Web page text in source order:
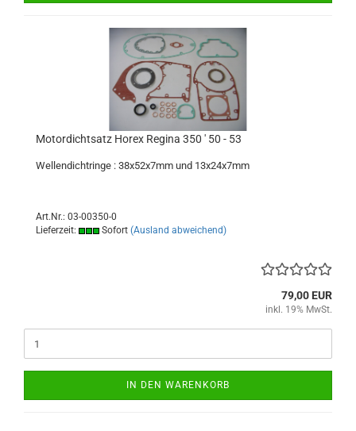
Motordichtsatz Horex Regina 350 ' 50 - 53
Wellendichtringe : 38x52x7mm und 13x24x7mm
Art.Nr.: 03-00350-0
Lieferzeit:
Sofort (Ausland abweichend)
79,00 EUR
inkl. 19% MwSt.
IN DEN WARENKORB